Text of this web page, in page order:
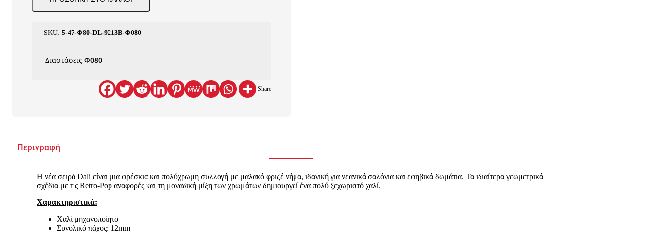
SKU: 5-47-Φ80-DL-9213B-Φ080
Διαστάσεις Φ080
Share
Περιγραφή
Η νέα σειρά Dali είναι μια φρέσκια και πολύχρωμη συλλογή με μαλακό φριζέ νήμα, ιδανική για νεανικά σαλόνια και εφηβικά δωμάτια. Τα ιδιαίτερα γεωμετρικά
σχέδια με τις Retro-Pop αναφορές και τη μοναδική μίξη των χρωμάτων δημιουργεί ένα πολύ ξεχωριστό χαλί.
Χαρακτηριστικά:
Χαλί μηχανοποίητο
Συνολικό πάχος: 12mm